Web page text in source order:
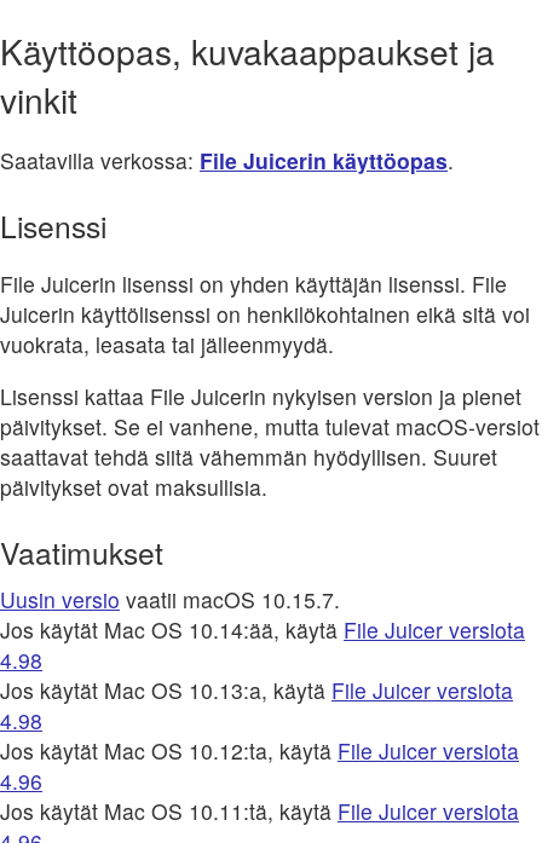
Käyttöopas, kuvakaappaukset ja
vinkit
Saatavilla verkossa: File Juicerin käyttöopas.
Lisenssi
File Juicerin lisenssi on yhden käyttäjän lisenssi. File
Juicerin käyttölisenssi on henkilökohtainen eikä sitä voi
vuokrata, leasata tai jälleenmyydä.
Lisenssi kattaa File Juicerin nykyisen version ja pienet
päivitykset. Se ei vanhene, mutta tulevat macOS-versiot
saattavat tehdä siitä vähemmän hyödyllisen. Suuret
päivitykset ovat maksullisia.
Vaatimukset
Uusin versio vaatii macOS 10.15.7.
Jos käytät Mac OS 10.14:ää, käytä File Juicer versiota
4.98
Jos käytät Mac OS 10.13:a, käytä File Juicer versiota
4.98
Jos käytät Mac OS 10.12:ta, käytä File Juicer versiota
4.96
Jos käytät Mac OS 10.11:tä, käytä File Juicer versiota